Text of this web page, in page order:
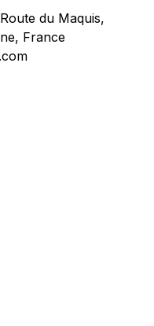
du Maquis,
France